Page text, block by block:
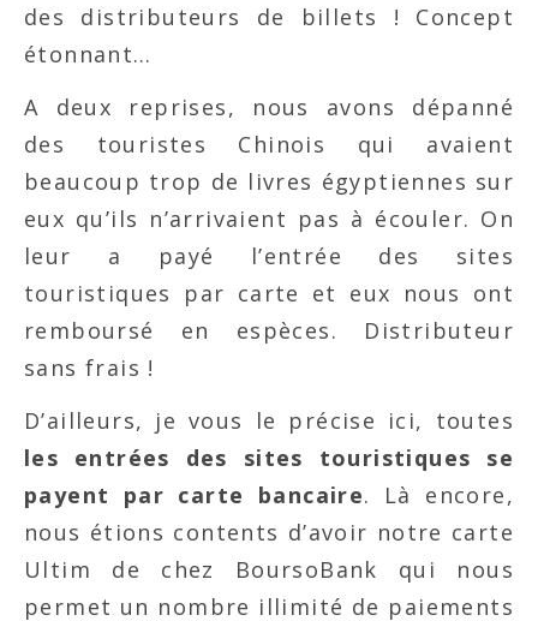
des distributeurs de billets ! Concept
étonnant…
A deux reprises, nous avons dépanné
des touristes Chinois qui avaient
beaucoup trop de livres égyptiennes sur
eux qu’ils n’arrivaient pas à écouler. On
leur a payé l’entrée des sites
touristiques par carte et eux nous ont
remboursé en espèces. Distributeur
sans frais !
D’ailleurs, je vous le précise ici, toutes
les entrées des sites touristiques se
payent par carte bancaire. Là encore,
nous étions contents d’avoir notre carte
Ultim de chez BoursoBank qui nous
permet un nombre illimité de paiements